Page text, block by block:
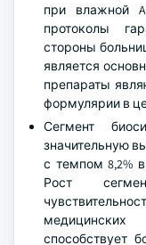
при влажной
протоколы
стороны
является
препараты
формулярии в
Сегмент
значительную
с темпом 8,2%
Рост
способствует